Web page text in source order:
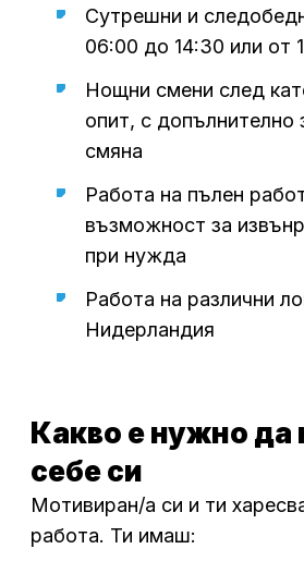
Сутрешни и
06:00 до 14:30 или от
Нощни смени след
опит, с допълнително
смяна
Работа на пълен
възможност за
при нужда
Работа на различни
Нидерландия
Какво е нужно да
себе си
Мотивиран/а си и ти
работа. Ти имаш: